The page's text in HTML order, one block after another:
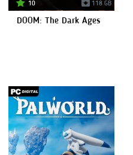
10 118 GB
DOOM: The Dark Ages